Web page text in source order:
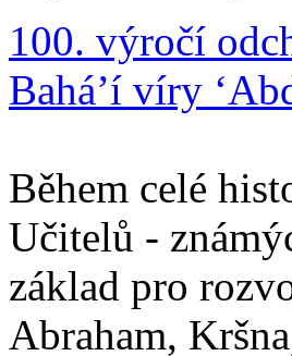
100. výročí
Bahá’í víry
Během celé
Učitelů -
základ pro
Abraham,